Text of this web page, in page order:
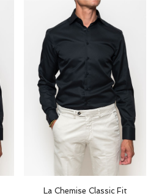
La Chemise Classic Fit